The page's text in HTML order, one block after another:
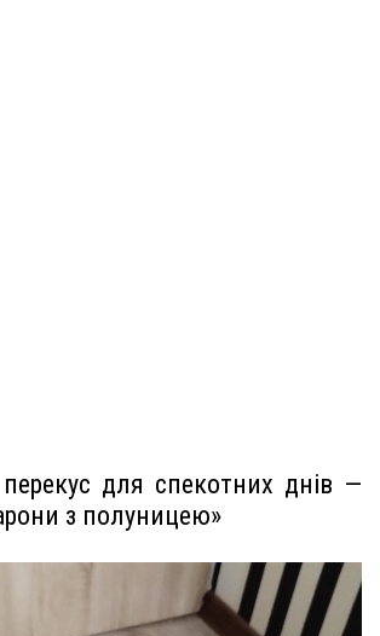
для спекотних днів —
з полуницею»